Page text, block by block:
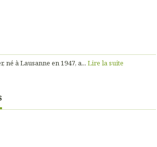
né à Lausanne en 1947, a... Lire la suite